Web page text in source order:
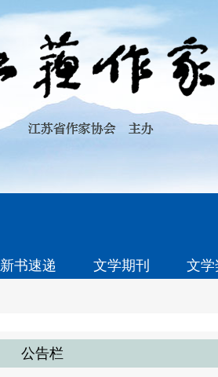
新书速递 文学期刊 文
公告栏